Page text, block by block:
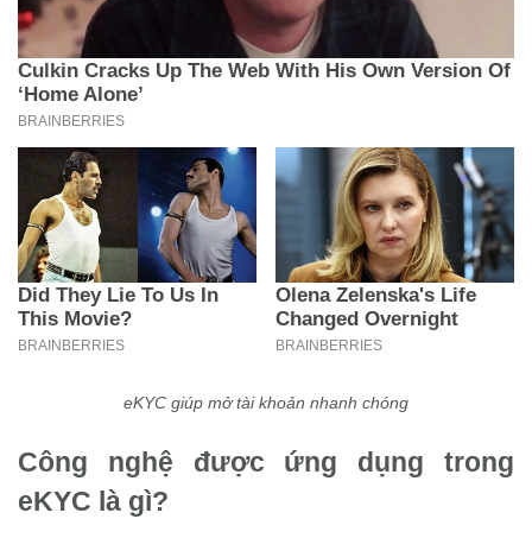
eKYC giúp mở tài khoản nhanh chóng
Công nghệ được ứng dụng trong
eKYC là gì?